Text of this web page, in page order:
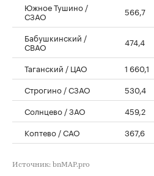
Южное Тушино /
СЗАО 566,7
Бабушкинский /
СВАО 474,4
Таганский / ЦАО 1 660,1
Строгино / СЗАО
530,4
Солнцево / ЗАО
459,2
Коптево / САО
367,6
Источник: bnMAP.pro